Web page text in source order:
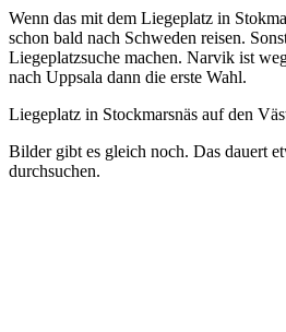
Wenn das mit dem Liegeplatz in
schon bald nach Schweden reisen.
Liegeplatzsuche machen. Narvik ist
nach Uppsala dann die erste Wahl.
Liegeplatz in Stockmarsnäs auf den
Bilder gibt es gleich noch. Das dauert
durchsuchen.